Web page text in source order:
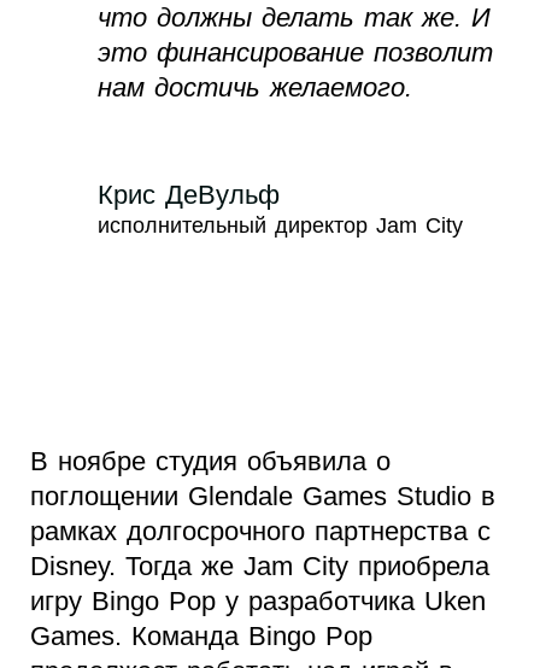
что должны делать так же. И
это финансирование позволит
нам достичь желаемого.
Крис ДеВульф
исполнительный директор Jam City
В ноябре студия объявила о
поглощении Glendale Games Studio в
рамках долгосрочного партнерства с
Disney. Тогда же Jam City приобрела
игру Bingo Pop у разработчика Uken
Games. Команда Bingo Pop